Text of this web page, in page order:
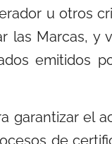
u otros
las Marcas, y
emitidos
garantizar el
de